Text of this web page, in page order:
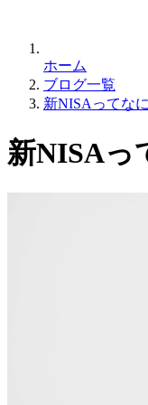
ホーム
ブログ一覧
新NISAってな
新NISAっ